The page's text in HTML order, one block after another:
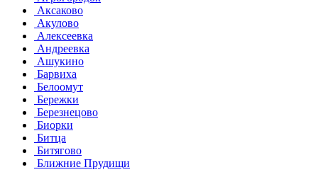
Аксаково
Акулово
Алексеевка
Андреевка
Ашукино
Барвиха
Белоомут
Бережки
Березнецово
Биорки
Битца
Битягово
Ближние Прудищи